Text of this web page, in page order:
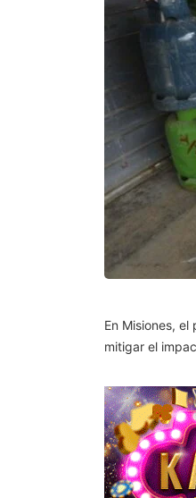
En Misiones,
mitigar el